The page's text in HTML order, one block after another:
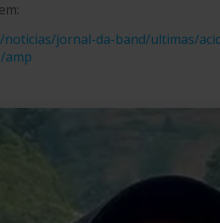
noticias/jornal-da-band/ultimas/
amp